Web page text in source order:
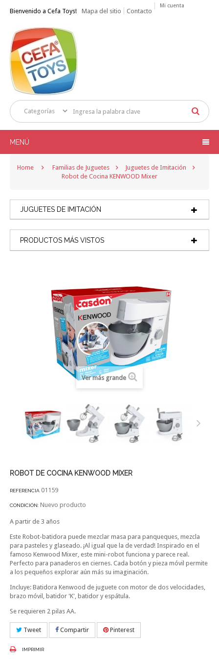
Bienvenido a Cefa Toys! Mapa del sitio Contacto
Mi cuenta
MENÚ
Home Familias de Juguetes
Juguetes de Imitación
Robot de Cocina KENWOOD Mixer
JUGUETES DE IMITACIÓN
PRODUCTOS MÁS VISTOS
Ver más grande
ROBOT DE COCINA KENWOOD MIXER
REFERENCIA 01159
CONDICIÓN: Nuevo producto
A partir de 3 años
Este Robot-batidora puede mezclar masa para panqueques, mezcla
para pasteles y glaseado. ¡Al igual que la de verdad! Inspirado en el
famoso Kenwood Mixer, este mini-robot funciona y parece real.
Perfecto para panaderos en ciernes. Cada botón y pieza móvil permite
a los pequeños explorar aún más su imaginación.
Incluye: Batidora Kenwood de juguete con motor de dos velocidades,
brazo móvil, batidor 'K', batidor y espátula.
Se requieren 2 pilas AA.
Tweet Compartir Pinterest
IMPRIMIR